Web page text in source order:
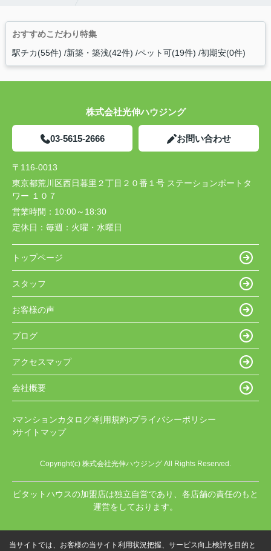
おすすめこだわり特集
駅チカ(55件) 新築・築浅(42件) ペット可(19件) 初期安(0件)
株式会社光伸ハウジング
03-5615-2666 お問い合わせ
〒116-0013
東京都荒川区西日暮里２丁目２０番１号 ステーションポートタ
ワー １０７
営業時間： 10:00～18:30
定休日： 毎週：火曜・水曜日
トップページ
スタッフ
お客様の声
ブログ
アクセスマップ
会社概要
マンションカタログ 利用規約 プライバシーポリシー
サイトマップ
Copyright(c) 株式会社光伸ハウジング All Rights Reserved.
ピタットハウスの加盟店は独立自営であり、各店舗の責任のもと
運営をしております。
当サイトでは、お客様の当サイト利用状況把握、サービス向上検討を目的と